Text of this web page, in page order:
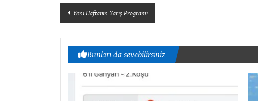
Yazı
dolaşımı
Yeni Haftanın Yarış Programı
Bunları da sevebilirsiniz